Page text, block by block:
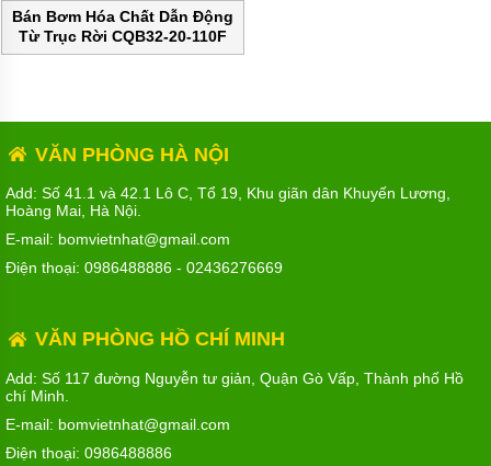
HÚT
BÙN
BƠM
TRỤC
BƠM
THỰC
HÚT
THÙNG
BƠM
CÔNG
Bán Bơm Hóa Chất Dẫn Động
Từ Trục Rời CQB32-20-110F
chính hãng
VĂN PHÒNG HÀ NỘI
Add: Số 41.1 và 42.1 Lô C, Tổ 19, Khu giãn dân Khuyến Lương,
Hoàng Mai, Hà Nội.
E-mail: bomvietnhat@gmail.com
Điện thoại: 0986488886 - 02436276669
VĂN PHÒNG HỒ CHÍ MINH
Add: Số 117 đường Nguyễn tư giản, Quận Gò Vấp, Thành phố Hồ
chí Minh.
E-mail: bomvietnhat@gmail.com
Điện thoại: 0986488886